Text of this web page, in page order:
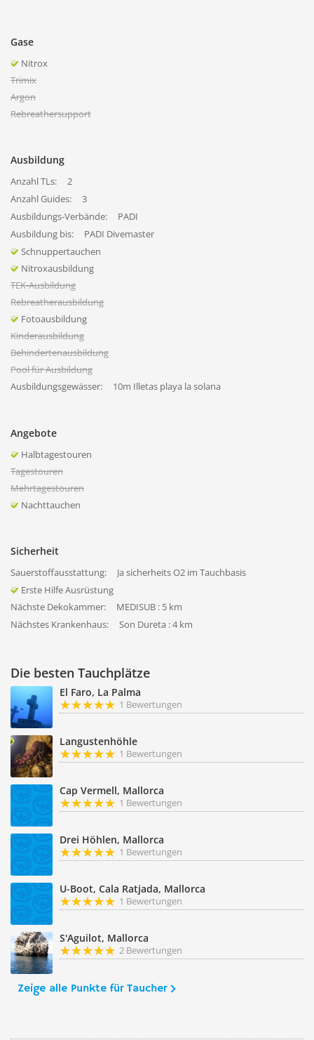
Gase
Nitrox
Trimix
Argon
Rebreathersupport
Ausbildung
Anzahl TLs:
2
Anzahl Guides:
3
Ausbildungs-Verbände:
PADI
Ausbildung bis:
PADI Divemaster
Schnuppertauchen
Nitroxausbildung
TEK-Ausbildung
Rebreatherausbildung
Fotoausbildung
Kinderausbildung
Behindertenausbildung
Pool für Ausbildung
Ausbildungsgewässer:
10m Illetas playa la solana
Angebote
Halbtagestouren
Tagestouren
Mehrtagestouren
Nachttauchen
Sicherheit
Sauerstoffausstattung:
Ja sicherheits O2 im Tauchbasis
Erste Hilfe Ausrüstung
Nächste Dekokammer:
MEDISUB : 5 km
Nächstes Krankenhaus:
Son Dureta : 4 km
Die besten Tauchplätze
El Faro, La Palma
1 Bewertungen
Langustenhöhle
1 Bewertungen
Cap Vermell, Mallorca
1 Bewertungen
Drei Höhlen, Mallorca
1 Bewertungen
U-Boot, Cala Ratjada, Mallorca
1 Bewertungen
S'Aguilot, Mallorca
2 Bewertungen
Zeige alle Punkte für Taucher